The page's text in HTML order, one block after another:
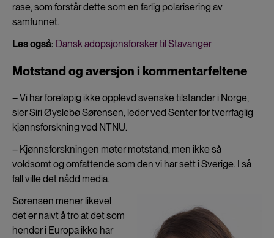
rase, som forstår dette som en farlig polarisering av
samfunnet.
Les også: Dansk adopsjonsforsker til Stavanger
Motstand og aversjon i kommentarfeltene
– Vi har foreløpig ikke opplevd svenske tilstander i Norge,
sier Siri Øyslebø Sørensen, leder ved Senter for tverrfaglig
kjønnsforskning ved NTNU.
– Kjønnsforskningen møter motstand, men ikke så
voldsomt og omfattende som den vi har sett i Sverige. I så
fall ville det nådd media.
Sørensen mener likevel
det er naivt å tro at det som
hender i Europa ikke har